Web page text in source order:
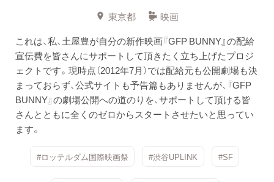
東京都
映画
これは、私、土屋豊が自分の新作映画『GFP BUNNY』の配給
宣伝費を皆さんにサポートして頂きたく立ち上げたプロジ
ェクトです。現時点（2012年7月）では配給元も公開劇場も決
まっておらず、公式サイトも予告篇もありませんが、『GFP
BUNNY』の劇場公開への道のりを、サポートして頂ける皆
さんとともに全くのゼロからスタートさせたいと思ってい
ます。
#ロッテルダム国際映画祭 #渋谷UPLINK #SF